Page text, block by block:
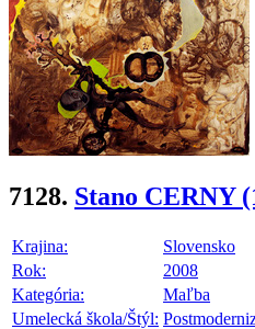
7128. Stano CERNY
Krajina:
Slovensko
Rok:
2008
Kategória:
Maľba
Umelecká škola/Štýl: